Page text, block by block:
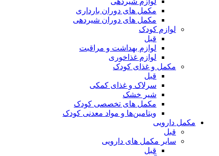
مکمل های دوران بارداری
مکمل های دوران شیردهی
لوازم کودک
قبل
لوازم بهداشت و مراقبت
لوازم غذاخوری
مکمل و غذای کودک
قبل
سرلاک و غذای کمکی
شیر خشک
مکمل های تخصصی کودک
ویتامین‌ها و مواد معدنی کودک
مکمل دارویی
قبل
سایر مکمل های دارویی
قبل